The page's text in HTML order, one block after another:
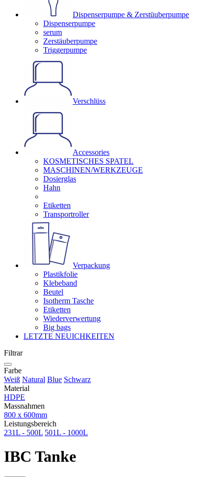
Dispenserpumpe & Zerstüuberpumpe
Dispenserpumpe
serum
Zerstäuberpumpe
Triggerpumpe
Verschlüss
Accessories
KOSMETISCHES SPATEL
MASCHINEN/WERKZEUGE
Dosierglas
Hahn
Etiketten
Transportroller
Verpackung
Plastikfolie
Klebeband
Beutel
Isotherm Tasche
Etiketten
Wiederverwertung
Big bags
LETZTE NEUICHKEITEN
Filtrar
Farbe
Weiß Natural Blue Schwarz
Material
HDPE
Massnahmen
800 x 600mm
Leistungsbereich
231L - 500L 501L - 1000L
IBC Tanke